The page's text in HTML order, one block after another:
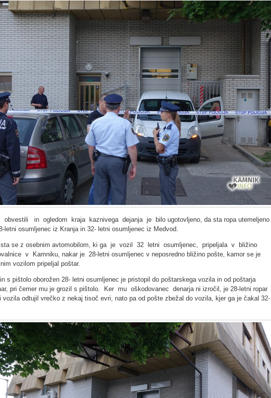
in ogledom kraja kaznivega dejanja je bilo ugotovljeno, da sta ropa utemeljeno
letni osumljenec iz Kranja in 32- letni osumljenec iz Medvod.
sta se z osebnim avtomobilom, ki ga je vozil 32 letni osumljenec, pripeljala v bližino
v Kamniku, nakar je 28-letni osumljenec v neposredno bližino pošte, kamor se je
vozilom pripeljal poštar.
s pištolo oborožen 28- letni osumljenec je pristopil do poštarskega vozila in od poštarja
pri čemer mu je grozil s pištolo. Ker mu oškodovanec denarja ni izročil, je 28-letni ropar
vozila odtujil vrečko z nekaj tisoč evri, nato pa od pošte zbežal do vozila, kjer ga je čakal 32-